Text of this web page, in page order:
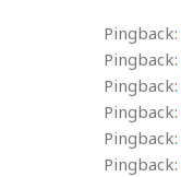
Pingback:
Pingback:
Pingback:
Pingback:
Pingback:
Pingback: